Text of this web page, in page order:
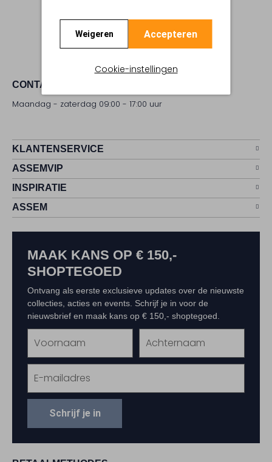
Weigeren Accepteren
Cookie-instellingen
CONTACT
Maandag - zaterdag 09:00 - 17:00 uur
KLANTENSERVICE
ASSEMVIP
INSPIRATIE
ASSEM
MAAK KANS OP € 150,-
SHOPTEGOED
Ontvang als eerste exclusieve updates over de nieuwste
collecties, acties en events. Schrijf je in voor de
nieuwsbrief en maak kans op € 150,- shoptegoed.
Schrijf je in